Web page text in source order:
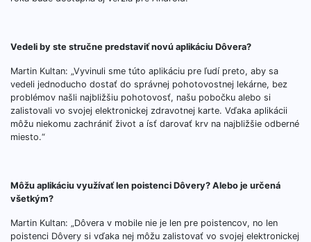
Vedeli by ste stručne predstaviť novú aplikáciu Dôvera?
Martin Kultan: „Vyvinuli sme túto aplikáciu pre ľudí preto, aby sa
vedeli jednoducho dostať do správnej pohotovostnej lekárne, bez
problémov našli najbližšiu pohotovosť, našu pobočku alebo si
zalistovali vo svojej elektronickej zdravotnej karte. Vďaka aplikácii
môžu niekomu zachrániť život a ísť darovať krv na najbližšie odberné
miesto.“
Môžu aplikáciu využívať len poistenci Dôvery? Alebo je určená
všetkým?
Martin Kultan: „Dôvera v mobile nie je len pre poistencov, no len
poistenci Dôvery si vďaka nej môžu zalistovať vo svojej elektronickej